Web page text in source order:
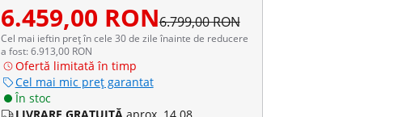
6.459,00 RON6.799,00 RON
Cel mai ieftin preț în cele 30 de zile înainte de reducere
a fost: 6.913,00 RON
Ofertă limitată în timp
Cel mai mic preț garantat
În stoc